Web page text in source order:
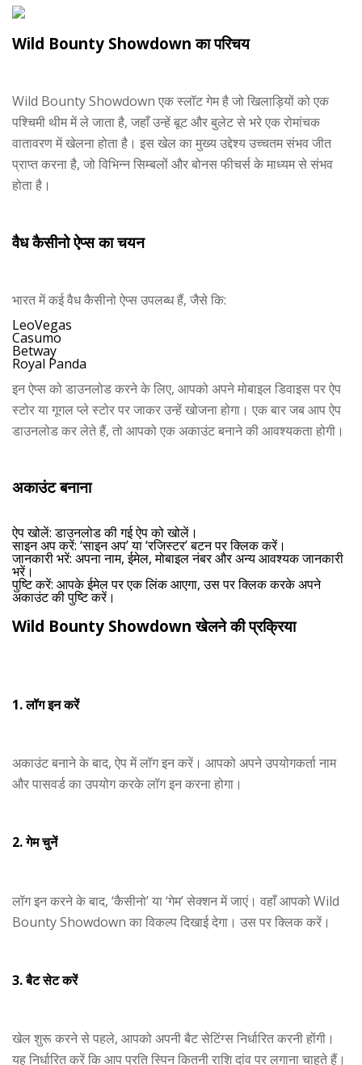
Wild Bounty Showdown का परिचय
Wild Bounty Showdown एक स्लॉट गेम है जो खिलाड़ियों को एक
पश्चिमी थीम में ले जाता है, जहाँ उन्हें बूट और बुलेट से भरे एक रोमांचक
वातावरण में खेलना होता है। इस खेल का मुख्य उद्देश्य उच्चतम संभव जीत
प्राप्त करना है, जो विभिन्न सिम्बलों और बोनस फीचर्स के माध्यम से संभव
होता है।
वैध कैसीनो ऐप्स का चयन
भारत में कई वैध कैसीनो ऐप्स उपलब्ध हैं, जैसे कि:
LeoVegas
Casumo
Betway
Royal Panda
इन ऐप्स को डाउनलोड करने के लिए, आपको अपने मोबाइल डिवाइस पर ऐप
स्टोर या गूगल प्ले स्टोर पर जाकर उन्हें खोजना होगा। एक बार जब आप ऐप
डाउनलोड कर लेते हैं, तो आपको एक अकाउंट बनाने की आवश्यकता होगी।
अकाउंट बनाना
ऐप खोलें: डाउनलोड की गई ऐप को खोलें।
साइन अप करें: ‘साइन अप’ या ‘रजिस्टर’ बटन पर क्लिक करें।
जानकारी भरें: अपना नाम, ईमेल, मोबाइल नंबर और अन्य आवश्यक जानकारी
भरें।
पुष्टि करें: आपके ईमेल पर एक लिंक आएगा, उस पर क्लिक करके अपने
अकाउंट की पुष्टि करें।
Wild Bounty Showdown खेलने की प्रक्रिया
1. लॉग इन करें
अकाउंट बनाने के बाद, ऐप में लॉग इन करें। आपको अपने उपयोगकर्ता नाम
और पासवर्ड का उपयोग करके लॉग इन करना होगा।
2. गेम चुनें
लॉग इन करने के बाद, ‘कैसीनो’ या ‘गेम’ सेक्शन में जाएं। वहाँ आपको Wild
Bounty Showdown का विकल्प दिखाई देगा। उस पर क्लिक करें।
3. बैट सेट करें
खेल शुरू करने से पहले, आपको अपनी बैट सेटिंग्स निर्धारित करनी होंगी।
यह निर्धारित करें कि आप प्रति स्पिन कितनी राशि दांव पर लगाना चाहते हैं।